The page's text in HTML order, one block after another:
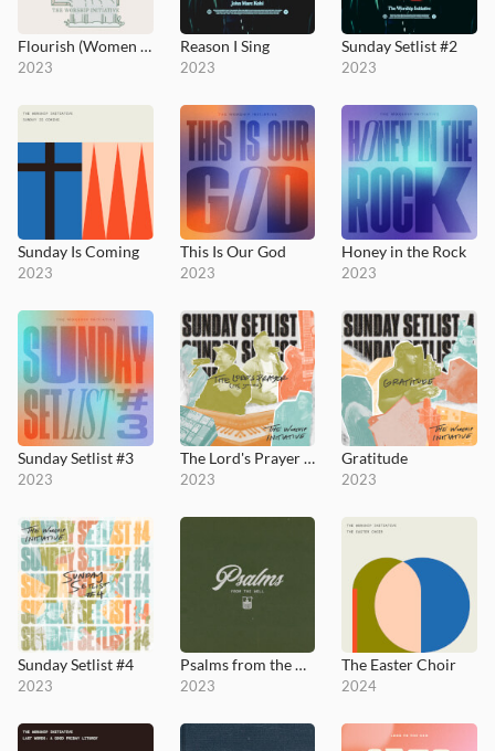
Flourish (Women Leading Worship)
2023
Reason I Sing
2023
Sunday Setlist #2
2023
Sunday Is Coming
2023
This Is Our God
2023
Honey in the Rock
2023
Sunday Setlist #3
2023
The Lord's Prayer (It's Yours)
2023
Gratitude
2023
Sunday Setlist #4
2023
Psalms from the Well
2023
The Easter Choir
2024